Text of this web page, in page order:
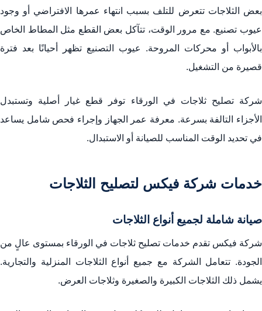
بعض الثلاجات تتعرض للتلف بسبب انتهاء عمرها الافتراضي أو وجود
عيوب تصنيع. مع مرور الوقت، تتآكل بعض القطع مثل المطاط الخاص
بالأبواب أو محركات المروحة. عيوب التصنيع تظهر أحيانًا بعد فترة
قصيرة من التشغيل.
شركة تصليح ثلاجات في الورقاء توفر قطع غيار أصلية وتستبدل
الأجزاء التالفة بسرعة. معرفة عمر الجهاز وإجراء فحص شامل يساعد
في تحديد الوقت المناسب للصيانة أو الاستبدال.
خدمات شركة فيكس لتصليح الثلاجات
صيانة شاملة لجميع أنواع الثلاجات
شركة فيكس تقدم خدمات تصليح ثلاجات في الورقاء بمستوى عالٍ من
الجودة. تتعامل الشركة مع جميع أنواع الثلاجات المنزلية والتجارية.
يشمل ذلك الثلاجات الكبيرة والصغيرة وثلاجات العرض.